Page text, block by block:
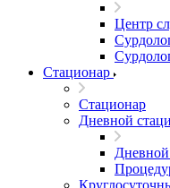
Центр
Стационар
Стационар
Дневной